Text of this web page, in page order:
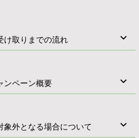
け取りまでの流れ
ンペーン概要
象外となる場合について